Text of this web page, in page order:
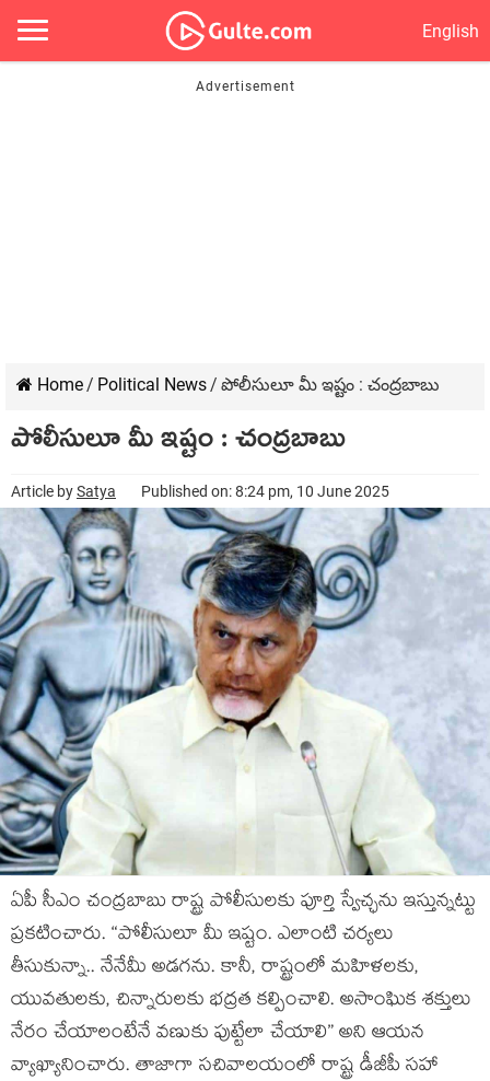
English
Home/ Political News/ పోలీసులూ మీ ఇష్టం : చంద్ర‌బాబు
పోలీసులూ మీ ఇష్టం : చంద్ర‌బాబు
Article bySatya Published on: 8:24 pm, 10 June 2025
ఏపీ సీఎం చంద్ర‌బాబు రాష్ట్ర పోలీసుల‌కు పూర్తి స్వేచ్ఛ‌ను ఇస్తున్న‌ట్టు
ప్ర‌క‌టించారు. “పోలీసులూ మీ ఇష్టం. ఎలాంటి చ‌ర్య‌లు
తీసుకున్నా.. నేనేమీ అడ‌గ‌ను. కానీ, రాష్ట్రంలో మ‌హిళ‌ల‌కు,
యువ‌తుల‌కు, చిన్నారుల‌కు భ‌ద్ర‌త క‌ల్పించాలి. అసాంఘిక శ‌క్తులు
నేరం చేయాలంటేనే వ‌ణుకు పుట్టేలా చేయాలి” అని ఆయ‌న
వ్యాఖ్యానించారు. తాజాగా స‌చివాల‌యంలో రాష్ట్ర డీజీపీ స‌హా